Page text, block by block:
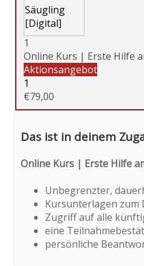
1
Aktionsangebot
1
€79,00
Das ist in deinem
Online Kurs | Erste Hilfe
Unbegrenzter,
Kursunterlagen zum
Zugriff auf alle
eine
persönliche